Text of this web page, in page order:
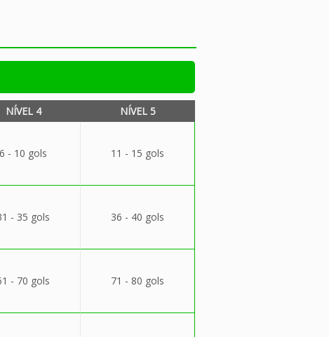
NÍVEL 4 NÍVEL 5
6 - 10 gols 11 - 15 gols
- 35 gols 36 - 40 gols
- 70 gols 71 - 80 gols